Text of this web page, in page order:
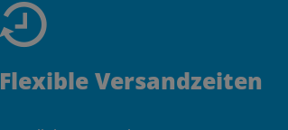
Flexible Versandzeiten